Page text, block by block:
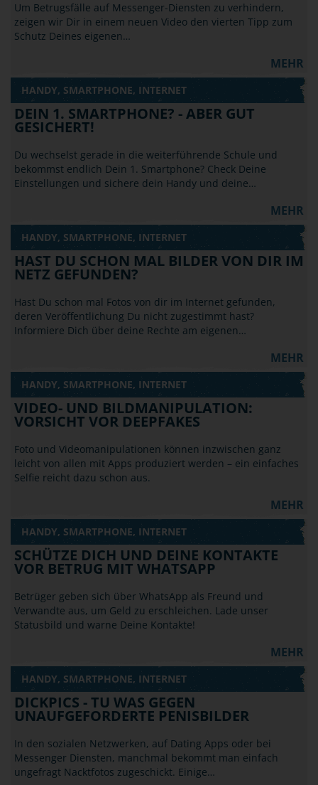
Um Betrugsfälle auf Messenger-Diensten zu verhindern,
zeigen wir Dir in einem neuen Video den vierten Tipp zum
Schutz Deines eigenen…
MEHR
HANDY, SMARTPHONE, INTERNET
DEIN 1. SMARTPHONE? - ABER GUT
GESICHERT!
Du wechselst gerade in die weiterführende Schule und
bekommst endlich Dein 1. Smartphone? Check Deine
Einstellungen und sichere dein Handy und deine…
MEHR
HANDY, SMARTPHONE, INTERNET
HAST DU SCHON MAL BILDER VON DIR IM
NETZ GEFUNDEN?
Hast Du schon mal Fotos von dir im Internet gefunden,
deren Veröffentlichung Du nicht zugestimmt hast?
Informiere Dich über deine Rechte am eigenen…
MEHR
HANDY, SMARTPHONE, INTERNET
VIDEO- UND BILDMANIPULATION:
VORSICHT VOR DEEPFAKES
Foto und Videomanipulationen können inzwischen ganz
leicht von allen mit Apps produziert werden – ein einfaches
Selfie reicht dazu schon aus.
MEHR
HANDY, SMARTPHONE, INTERNET
SCHÜTZE DICH UND DEINE KONTAKTE
VOR BETRUG MIT WHATSAPP
Betrüger geben sich über WhatsApp als Freund und
Verwandte aus, um Geld zu erschleichen. Lade unser
Statusbild und warne Deine Kontakte!
MEHR
HANDY, SMARTPHONE, INTERNET
DICKPICS - TU WAS GEGEN
UNAUFGEFORDERTE PENISBILDER
In den sozialen Netzwerken, auf Dating Apps oder bei
Messenger Diensten, manchmal bekommt man einfach
ungefragt Nacktfotos zugeschickt. Einige…